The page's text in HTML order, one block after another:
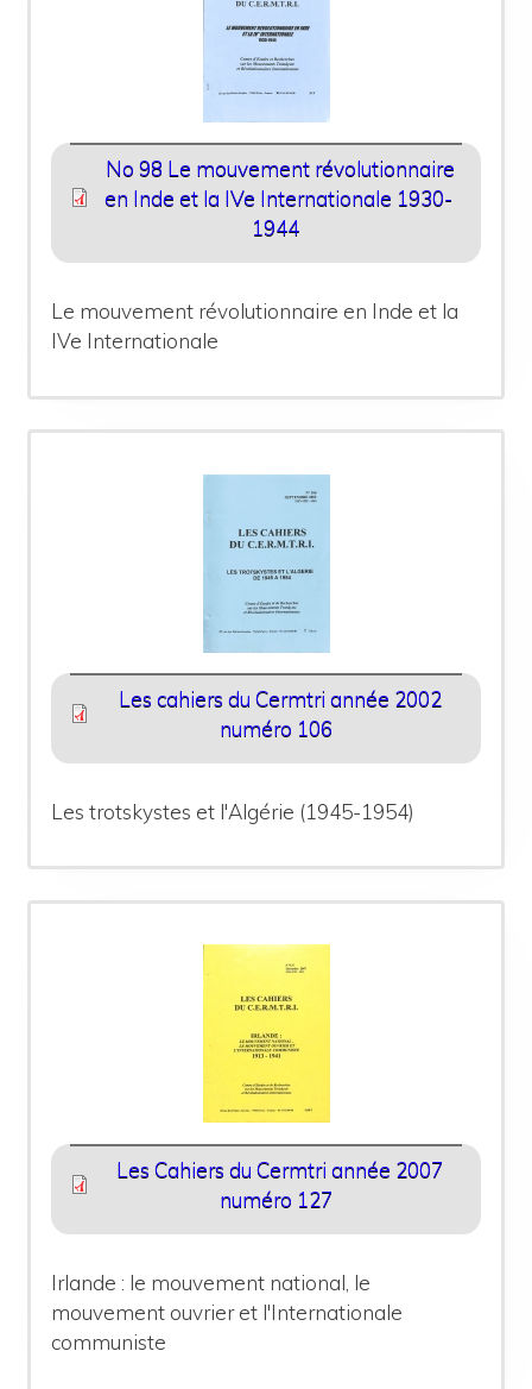
No 98 Le mouvement révolutionnaire
en Inde et la IVe Internationale 1930-
1944
Le mouvement révolutionnaire en Inde et la
IVe Internationale
Les cahiers du Cermtri année 2002
numéro 106
Les trotskystes et l'Algérie (1945-1954)
Les Cahiers du Cermtri année 2007
numéro 127
Irlande : le mouvement national, le
mouvement ouvrier et l'Internationale
communiste